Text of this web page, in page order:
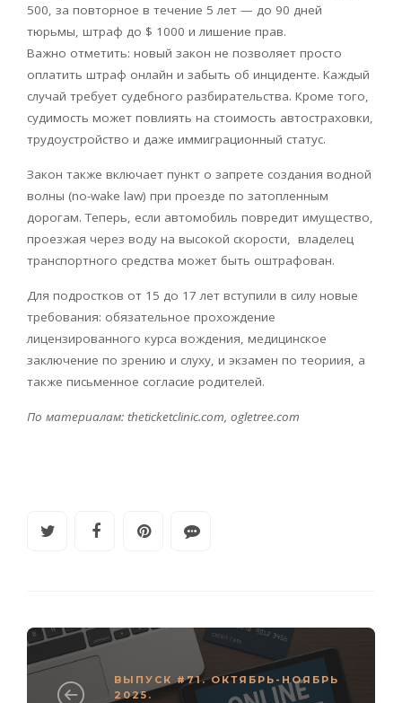
500, за повторное в течение 5 лет — до 90 дней
тюрьмы, штраф до $ 1000 и лишение прав.
Важно отметить: новый закон не позволяет просто
оплатить штраф онлайн и забыть об инциденте. Каждый
случай требует судебного разбирательства. Кроме того,
судимость может повлиять на стоимость автостраховки,
трудоустройство и даже иммиграционный статус.
Закон также включает пункт о запрете создания водной
волны (no-wake law) при проезде по затопленным
дорогам. Теперь, если автомобиль повредит имущество,
проезжая через воду на высокой скорости, владелец
транспортного средства может быть оштрафован.
Для подростков от 15 до 17 лет вступили в силу новые
требования: обязательное прохождение
лицензированного курса вождения, медицинское
заключение по зрению и слуху, и экзамен по теориия, а
также письменное согласие родителей.
По материалам: theticketclinic.com, ogletree.com
ВЫПУСК #71. ОКТЯБРЬ-НОЯБРЬ
2025.